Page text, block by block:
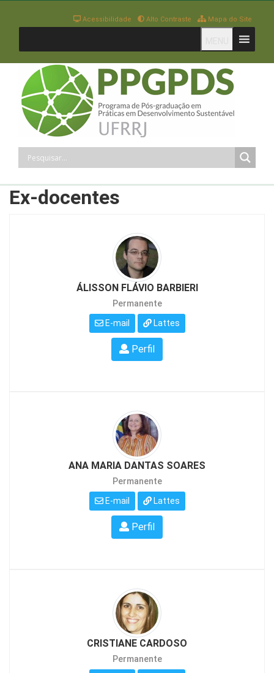
Mapa do Site
Alto Contraste
Acessibilidade
Ex-docentes
ÁLISSON FLÁVIO BARBIERI
Permanente
E-mail Lattes
Perfil
ANA MARIA DANTAS SOARES
Permanente
E-mail Lattes
Perfil
CRISTIANE CARDOSO
Permanente